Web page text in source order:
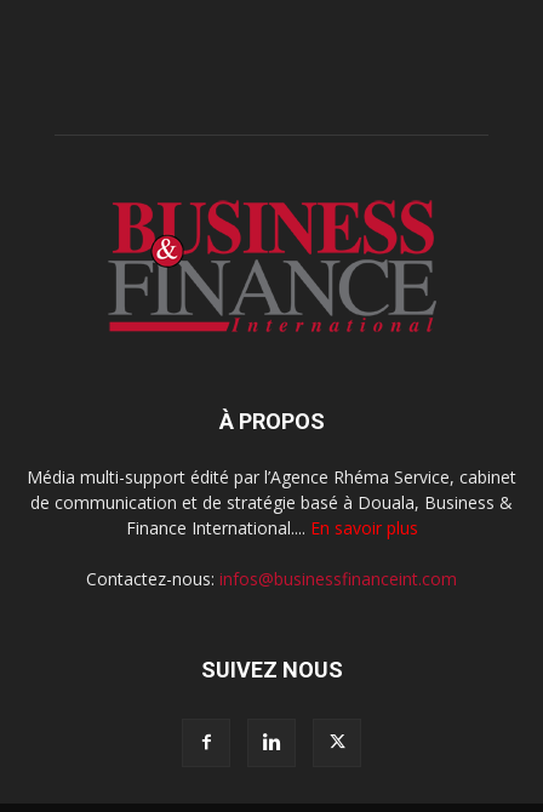
À PROPOS
Média multi-support édité par l’Agence Rhéma Service, cabinet
de communication et de stratégie basé à Douala, Business &
Finance International.... En savoir plus
Contactez-nous: infos@businessfinanceint.com
SUIVEZ NOUS